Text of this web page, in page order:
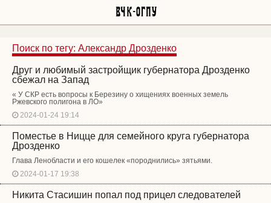
ВЧК-ОГПУ
Поиск по тегу: Александр Дрозденко
Друг и любимый застройщик губернатора Дрозденко
сбежал на Запад
« У СКР есть вопросы к Березину о хищениях военных земель
Ржевского полигона в ЛО»
2024-01-24 19:14
Поместье в Ницце для семейного круга губернатора
Дрозденко
Глава Ленобласти и его кошелек «породнились» зятьями.
2024-01-17 19:38
Никита Стасишин попал под прицел следователей